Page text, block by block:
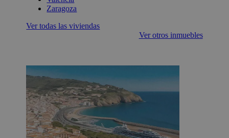
Zaragoza
Ver todas las viviendas
Ver otros inmuebles